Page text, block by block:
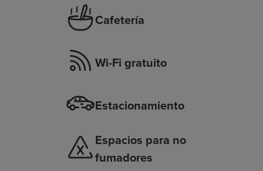
Cafetería
Wi-Fi gratuito
Estacionamiento
Espacios para no
fumadores